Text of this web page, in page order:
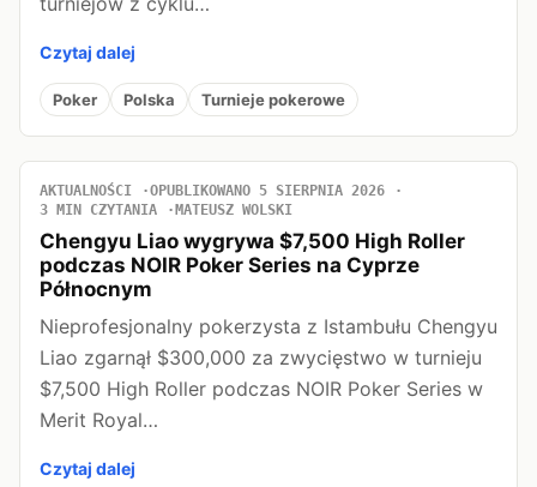
Czytaj dalej
Poker Polska Turnieje pokerowe
AKTUALNOŚCI
OPUBLIKOWANO 5 SIERPNIA 2026
3 MIN CZYTANIA
MATEUSZ WOLSKI
Chengyu Liao wygrywa $7,500 High Roller
podczas NOIR Poker Series na Cyprze
Północnym
Nieprofesjonalny pokerzysta z Istambułu Chengyu
Liao zgarnął $300,000 za zwycięstwo w turnieju
$7,500 High Roller podczas NOIR Poker Series w
Merit Royal…
Czytaj dalej